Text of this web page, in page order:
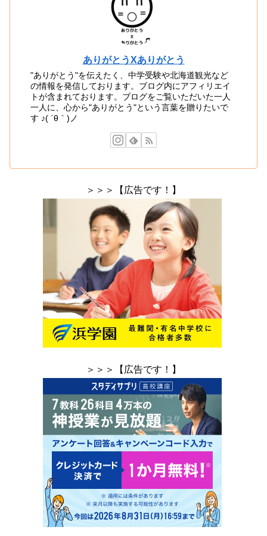
ありがとうXありがとう
"ありがとう"を伝えたく、中学受験や北海道観光など
の情報を発信しております。ブログ内にアフィリエイ
トが含まれております。ブログをご覧いただいた一人
一人に、心から"ありがとう"という言葉を贈りたいで
す ♪( ´θ｀)ノ
＞＞＞【広告です！】
＞＞＞【広告です！】